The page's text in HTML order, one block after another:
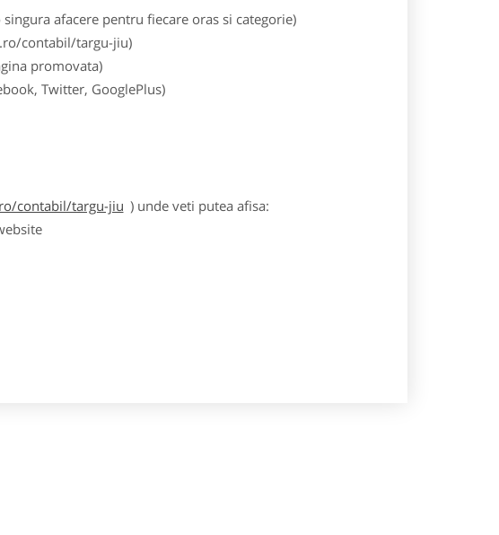
afacere pentru fiecare oras si categorie)
contabil/targu-jiu)
promovata)
Twitter, GooglePlus)
contabil/targu-jiu ) unde veti putea afisa: